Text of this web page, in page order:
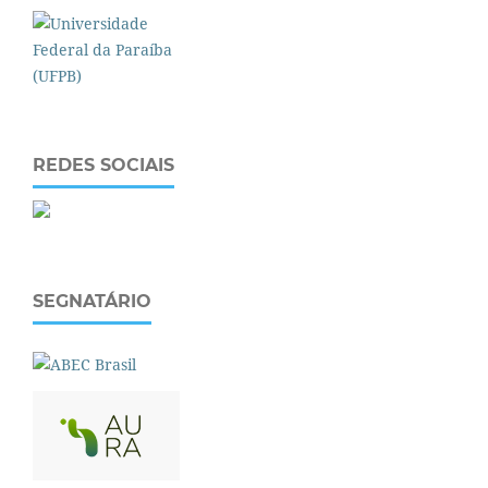
REDES SOCIAIS
SEGNATÁRIO